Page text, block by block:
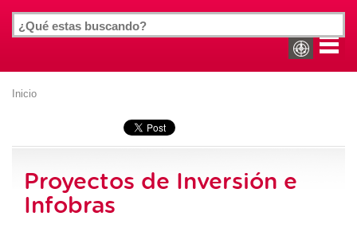
Inicio
Proyectos de Inversión e
Infobras